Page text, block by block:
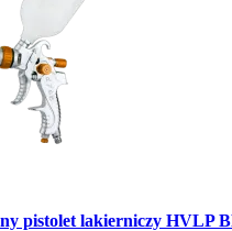
pistolet lakierniczy HVLP